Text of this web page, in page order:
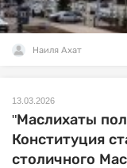
Наиля Ахат
13.03.2026
"Маслихаты
Конституция
столичного